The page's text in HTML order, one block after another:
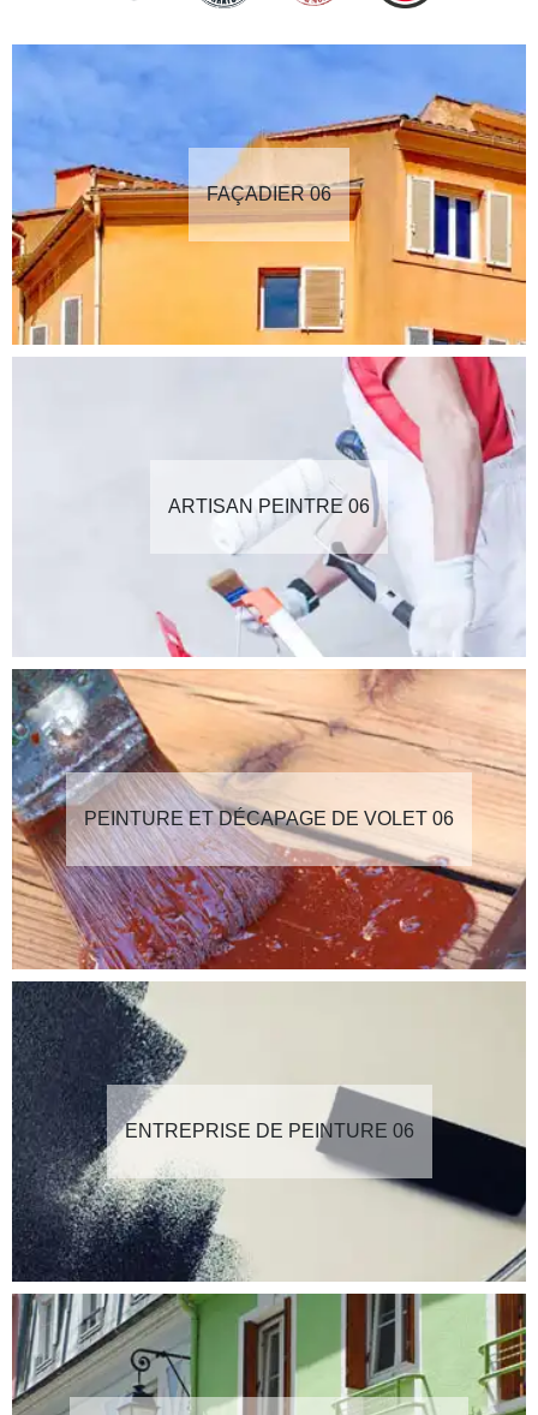
FAÇADIER 06
ARTISAN PEINTRE 06
PEINTURE ET DÉCAPAGE DE VOLET 06
ENTREPRISE DE PEINTURE 06